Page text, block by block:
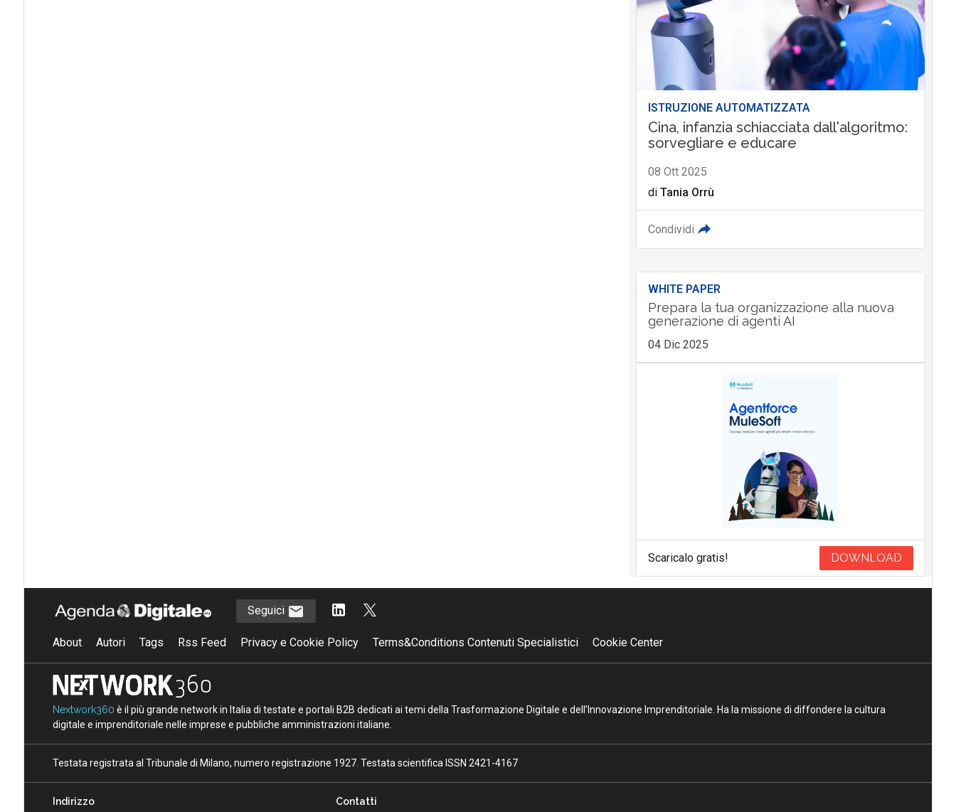
ISTRUZIONE AUTOMATIZZATA
Cina, infanzia schiacciata dall'algoritmo:
sorvegliare e educare
08 Ott 2025
di Tania Orrù
Condividi
WHITE PAPER
Prepara la tua organizzazione alla nuova
generazione di agenti AI
04 Dic 2025
Scaricalo gratis! DOWNLOAD
Seguici
About Autori Tags Rss Feed Privacy e Cookie Policy Terms&Conditions Contenuti Specialistici Cookie Center
Nextwork360 è il più grande network in Italia di testate e portali B2B dedicati ai temi della Trasformazione Digitale e dell’Innovazione Imprenditoriale. Ha la missione di diffondere la cultura
digitale e imprenditoriale nelle imprese e pubbliche amministrazioni italiane.
Testata registrata al Tribunale di Milano, numero registrazione 1927. Testata scientifica ISSN 2421-4167
Indirizzo Contatti